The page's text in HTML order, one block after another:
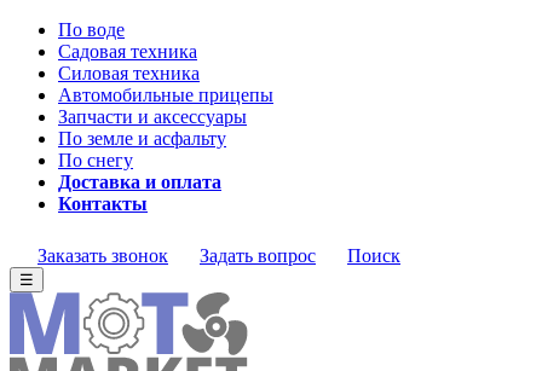
По воде
Садовая техника
Силовая техника
Автомобильные прицепы
Запчасти и аксессуары
По земле и асфальту
По снегу
Доставка и оплата
Контакты
Заказать звонок Задать вопрос Поиск
☰